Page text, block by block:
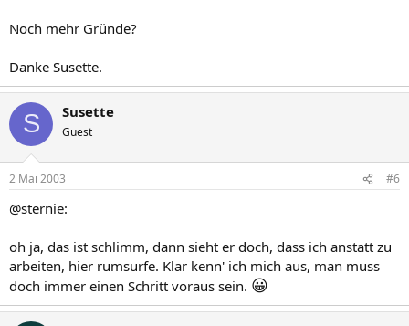
Noch mehr Gründe?
Danke Susette.
S Susette
Guest
2 Mai 2003 #6
@sternie:
oh ja, das ist schlimm, dann sieht er doch, dass ich anstatt zu
arbeiten, hier rumsurfe. Klar kenn' ich mich aus, man muss
doch immer einen Schritt voraus sein. 😀